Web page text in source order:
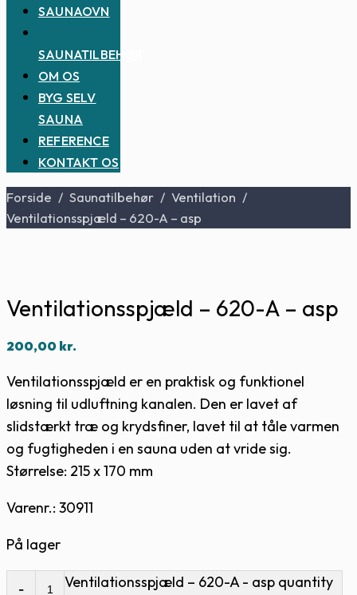
SAUNAOVN
SAUNATILBEHØR
OM OS
BYG SELV
SAUNA
REFERENCE
KONTAKT OS
Forside / Saunatilbehør / Ventilation /
Ventilationsspjæld – 620-A – asp
Ventilationsspjæld – 620-A – asp
200,00 kr.
Ventilationsspjæld er en praktisk og funktionel
løsning til udluftning kanalen. Den er lavet af
slidstærkt træ og krydsfiner, lavet til at tåle varmen
og fugtigheden i en sauna uden at vride sig.
Størrelse: 215 x 170 mm
Varenr.: 30911
På lager
Ventilationsspjæld – 620-A - asp quantity